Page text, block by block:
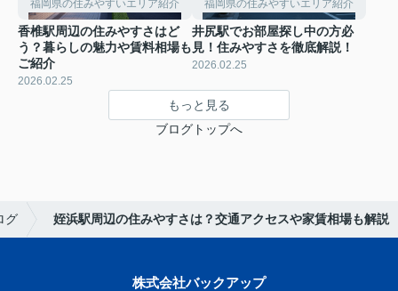
福岡県の住みやすいエリア紹介
香椎駅周辺の住みやすさはど
う？暮らしの魅力や賃料相場も
ご紹介
2026.02.25
福岡県の住みやすいエリア紹介
井尻駅でお部屋探し中の方必
見！住みやすさを徹底解説！
2026.02.25
もっと見る
ブログトップへ
グ 姪浜駅周辺の住みやすさは？交通アクセスや家賃相場も解説
株式会社バックアップ